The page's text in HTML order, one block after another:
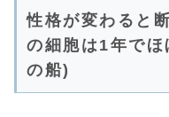
性格が変わると
の細胞は1年で
の船)